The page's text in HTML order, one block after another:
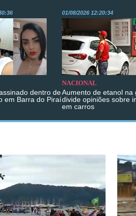
dentro de
em Barra do Piraí
01/08/2026 12:20:34
NACIONAL
Aumento de etanol na
divide opiniões sobre
em carros